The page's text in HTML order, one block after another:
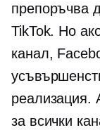
препоръчва
TikTok. Но
канал,
реализация.
за всички